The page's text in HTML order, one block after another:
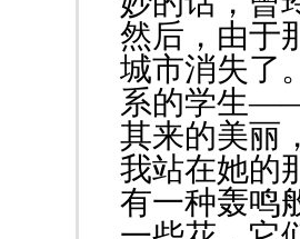
然后，由于
城市消失了
系的学生
其来的美丽
我站在她的
有一种轰鸣